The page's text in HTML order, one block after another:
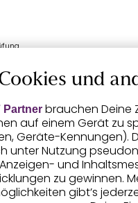
und
Partner brauchen Deine
auf einem Gerät zu
Geräte-Kennungen).
unter Nutzung
und
zu gewinnen.
gibt’s